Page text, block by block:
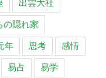
出雲大社
の隠れ家
年 思考 感情
易占 易学